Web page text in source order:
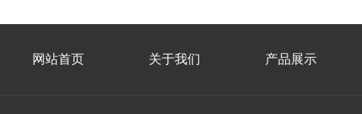
网站首页 关于我们 产品展示